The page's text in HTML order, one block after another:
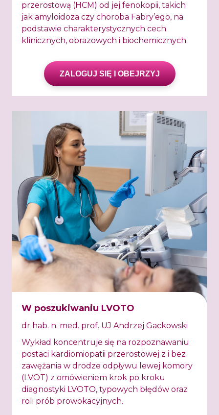
przerostową (HCM) od jej fenokopii, takich
jak amyloidoza czy choroba Fabry’ego, na
podstawie charakterystycznych cech
klinicznych, obrazowych i biochemicznych.
ZALOGUJ SIĘ I OBEJRZYJ
W poszukiwaniu LVOTO
dr hab. n. med. prof. UJ Andrzej Gackowski
Wykład koncentruje się na rozpoznawaniu
postaci kardiomiopatii przerostowej z i bez
zawężania w drodze odpływu lewej komory
(LVOT) z omówieniem krok po kroku
diagnostyki LVOTO, typowych błędów oraz
roli prób prowokacyjnych.